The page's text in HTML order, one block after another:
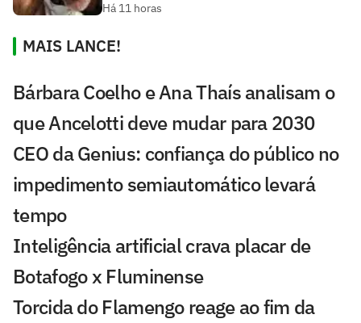
Há 11 horas
MAIS LANCE!
Bárbara Coelho e Ana Thaís analisam o
que Ancelotti deve mudar para 2030
CEO da Genius: confiança do público no
impedimento semiautomático levará
tempo
Inteligência artificial crava placar de
Botafogo x Fluminense
Torcida do Flamengo reage ao fim da